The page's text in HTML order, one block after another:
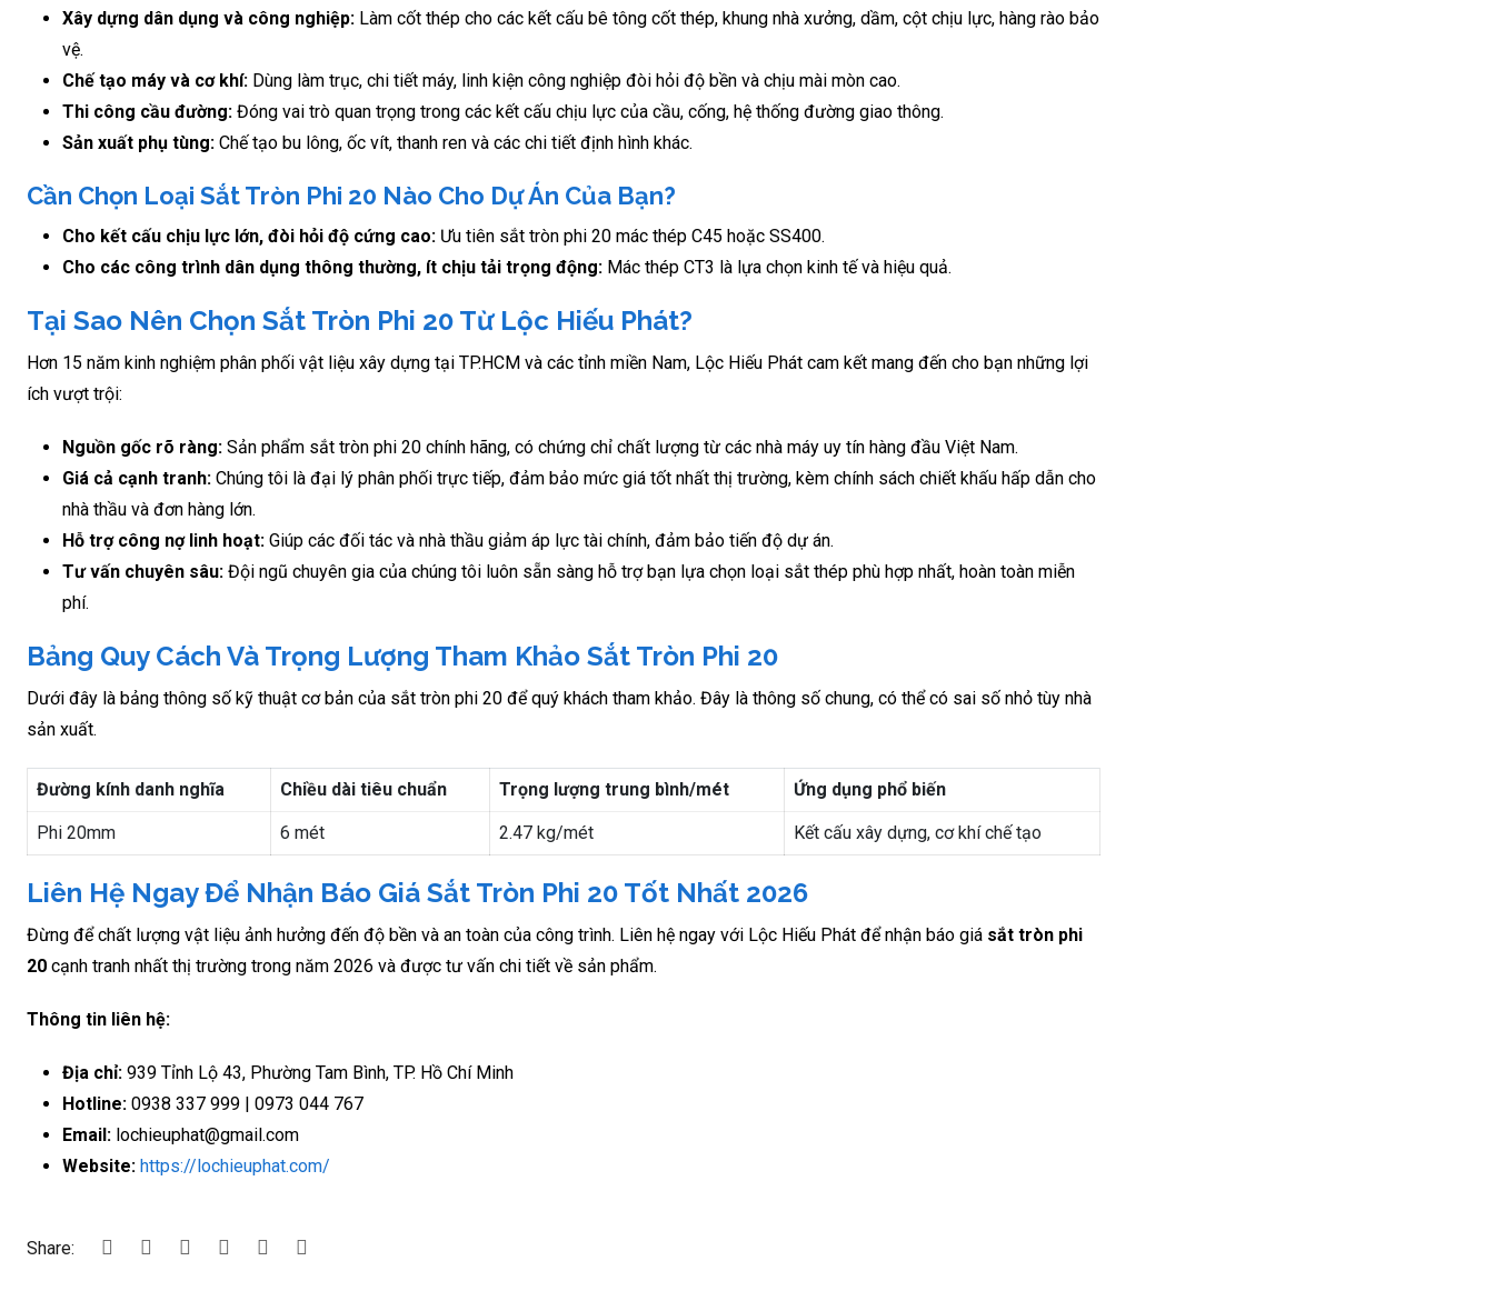
Xây dựng dân dụng và công nghiệp: Làm cốt thép cho các kết cấu bê tông cốt thép, khung nhà xưởng, dầm, cột chịu lực, hàng rào bảo
vệ.
Chế tạo máy và cơ khí: Dùng làm trục, chi tiết máy, linh kiện công nghiệp đòi hỏi độ bền và chịu mài mòn cao.
Thi công cầu đường: Đóng vai trò quan trọng trong các kết cấu chịu lực của cầu, cống, hệ thống đường giao thông.
Sản xuất phụ tùng: Chế tạo bu lông, ốc vít, thanh ren và các chi tiết định hình khác.
Cần Chọn Loại Sắt Tròn Phi 20 Nào Cho Dự Án Của Bạn?
Cho kết cấu chịu lực lớn, đòi hỏi độ cứng cao: Ưu tiên sắt tròn phi 20 mác thép C45 hoặc SS400.
Cho các công trình dân dụng thông thường, ít chịu tải trọng động: Mác thép CT3 là lựa chọn kinh tế và hiệu quả.
Tại Sao Nên Chọn Sắt Tròn Phi 20 Từ Lộc Hiếu Phát?
Hơn 15 năm kinh nghiệm phân phối vật liệu xây dựng tại TP.HCM và các tỉnh miền Nam, Lộc Hiếu Phát cam kết mang đến cho bạn những lợi
ích vượt trội:
Nguồn gốc rõ ràng: Sản phẩm sắt tròn phi 20 chính hãng, có chứng chỉ chất lượng từ các nhà máy uy tín hàng đầu Việt Nam.
Giá cả cạnh tranh: Chúng tôi là đại lý phân phối trực tiếp, đảm bảo mức giá tốt nhất thị trường, kèm chính sách chiết khấu hấp dẫn cho
nhà thầu và đơn hàng lớn.
Hỗ trợ công nợ linh hoạt: Giúp các đối tác và nhà thầu giảm áp lực tài chính, đảm bảo tiến độ dự án.
Tư vấn chuyên sâu: Đội ngũ chuyên gia của chúng tôi luôn sẵn sàng hỗ trợ bạn lựa chọn loại sắt thép phù hợp nhất, hoàn toàn miễn
phí.
Bảng Quy Cách Và Trọng Lượng Tham Khảo Sắt Tròn Phi 20
Dưới đây là bảng thông số kỹ thuật cơ bản của sắt tròn phi 20 để quý khách tham khảo. Đây là thông số chung, có thể có sai số nhỏ tùy nhà
sản xuất.
Đường kính danh nghĩa Chiều dài tiêu chuẩn Trọng lượng trung bình/mét Ứng dụng phổ biến
Phi 20mm 6 mét 2.47 kg/mét Kết cấu xây dựng, cơ khí chế tạo
Liên Hệ Ngay Để Nhận Báo Giá Sắt Tròn Phi 20 Tốt Nhất 2026
Đừng để chất lượng vật liệu ảnh hưởng đến độ bền và an toàn của công trình. Liên hệ ngay với Lộc Hiếu Phát để nhận báo giá sắt tròn phi
20 cạnh tranh nhất thị trường trong năm 2026 và được tư vấn chi tiết về sản phẩm.
Thông tin liên hệ:
Địa chỉ: 939 Tỉnh Lộ 43, Phường Tam Bình, TP. Hồ Chí Minh
Hotline: 0938 337 999 | 0973 044 767
Email: lochieuphat@gmail.com
Website: https://lochieuphat.com/
Share: